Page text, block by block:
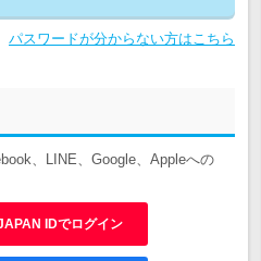
パスワードが分からない方はこちら
、LINE、Google、Appleへの
IDでログイン